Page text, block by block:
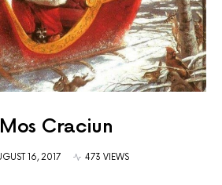
Craciun
16, 2017 473 VIEWS